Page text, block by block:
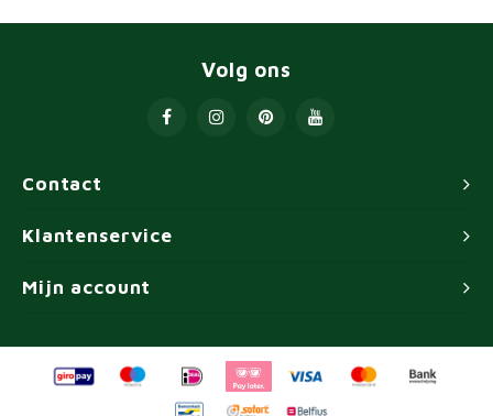
Contact
Volg ons
Klantenservice
Mijn account